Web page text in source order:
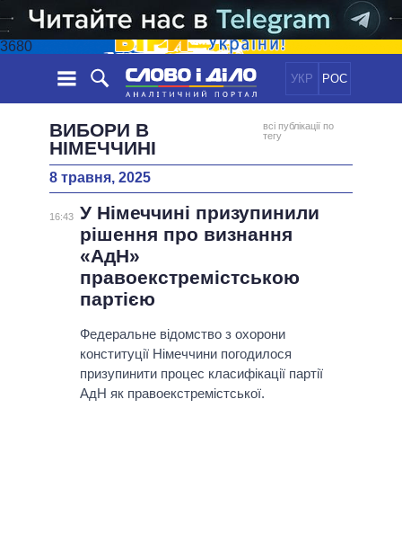
3680
УКР РОС
СТРІЧКА
ПОДІЇ
СТАТТІ
ДУМКИ
ОГЛЯДИ
ДАЙДЖЕСТИ
ПОЛІТИКА
ЕКОНОМІКА
СУСПІЛЬСТВО
ОБIЦЯНКИ
ПОЛIТИКИ
УСІ ПОЛІТИКИ
ПРЕЗИДЕНТ І ОФІС
ВЕРХОВНА РАДА
КАБІНЕТ МІНІСТРІВ
ГОЛОВИ ОБЛАДМІНІСТРАЦІЙ
МЕРИ МІСТ
ВСІ ПЕРСОНИ
ІНФОГРАФІКА
ВІДЕО
ПІДТРИМАТИ
ПОРІВНЯННЯ ПОЛІТИКІВ
ВИБОРИ В
НІМЕЧЧИНІ
всі публікації по
тегу
8 травня, 2025
16:43 У Німеччині призупинили
рішення про визнання
«АдН»
правоекстремістською
партією
Федеральне відомство з охорони
конституції Німеччини погодилося
призупинити процес класифікації партії
АдН як правоекстремістської.